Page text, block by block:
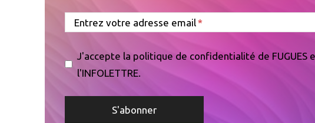
Entrez votre adresse email
J'accepte la politique de confidentialité de FUGUES
l'INFOLETTRE.